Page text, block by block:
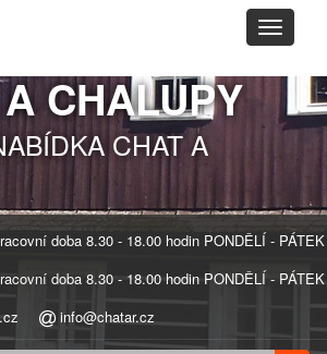
Toggle
CHALUPY
CHAT A
doba 8.30 - 18.00 hodin PONDĚLÍ - PÁTEK
doba 8.30 - 18.00 hodin PONDĚLÍ - PÁTEK
info@chatar.cz